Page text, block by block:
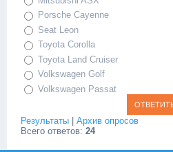
Porsche Cayenne
Seat Leon
Toyota Corolla
Toyota Land Cruiser
Volkswagen Golf
Volkswagen Passat
Результаты
Архив опросов
Всего ответов: 24